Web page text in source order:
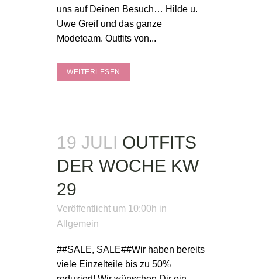
uns auf Deinen Besuch… Hilde u.
Uwe Greif und das ganze
Modeteam. Outfits von...
WEITERLESEN
19 JULI OUTFITS
DER WOCHE KW
29
Veröffentlicht um 10:00h in
Allgemein
##SALE, SALE##Wir haben bereits
viele Einzelteile bis zu 50%